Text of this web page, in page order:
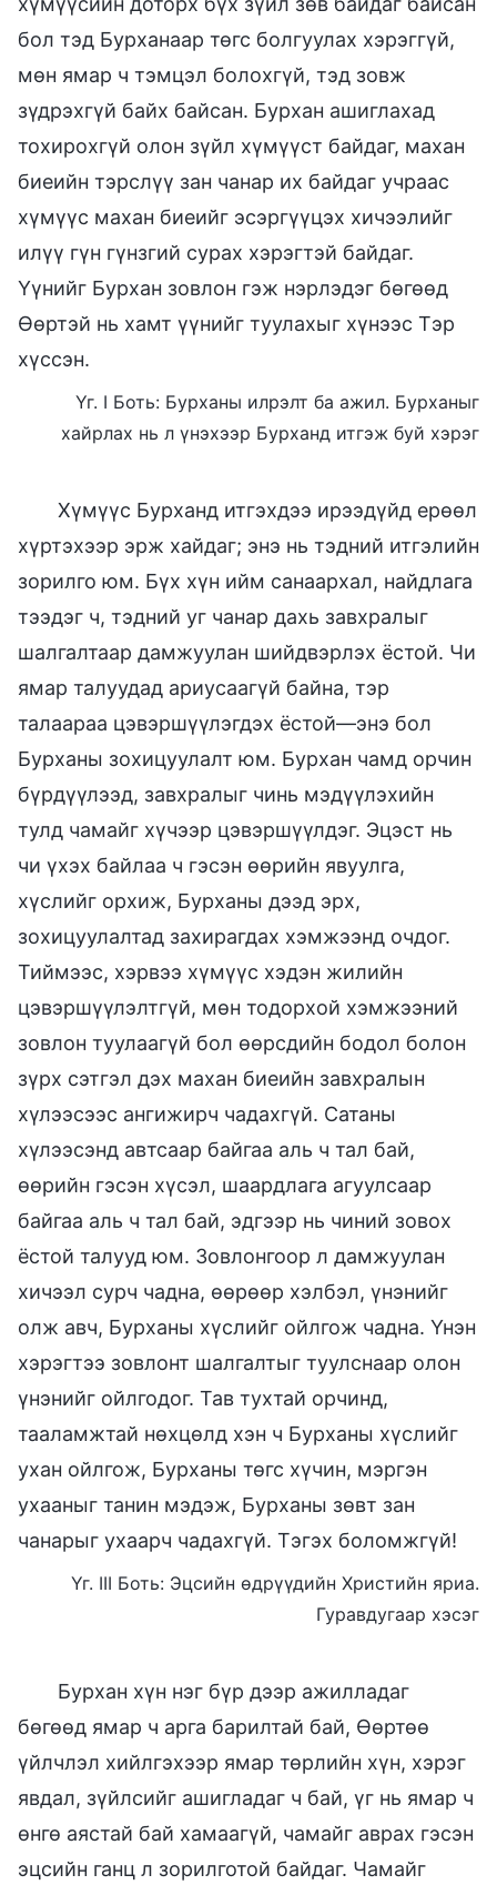
бол тэд Бурханаар төгс болгуулах хэрэггүй,
мөн ямар ч тэмцэл болохгүй, тэд зовж
зүдрэхгүй байх байсан. Бурхан ашиглахад
тохирохгүй олон зүйл хүмүүст байдаг, махан
биеийн тэрслүү зан чанар их байдаг учраас
хүмүүс махан биеийг эсэргүүцэх хичээлийг
илүү гүн гүнзгий сурах хэрэгтэй байдаг.
Үүнийг Бурхан зовлон гэж нэрлэдэг бөгөөд
Өөртэй нь хамт үүнийг туулахыг хүнээс Тэр
хүссэн.
Үг. I Боть: Бурханы илрэлт ба ажил. Бурханыг
хайрлах нь л үнэхээр Бурханд итгэж буй хэрэг
Хүмүүс Бурханд итгэхдээ ирээдүйд ерөөл
хүртэхээр эрж хайдаг; энэ нь тэдний итгэлийн
зорилго юм. Бүх хүн ийм санаархал, найдлага
тээдэг ч, тэдний уг чанар дахь завхралыг
шалгалтаар дамжуулан шийдвэрлэх ёстой. Чи
ямар талуудад ариусаагүй байна, тэр
талаараа цэвэршүүлэгдэх ёстой—энэ бол
Бурханы зохицуулалт юм. Бурхан чамд орчин
бүрдүүлээд, завхралыг чинь мэдүүлэхийн
тулд чамайг хүчээр цэвэршүүлдэг. Эцэст нь
чи үхэх байлаа ч гэсэн өөрийн явуулга,
хүслийг орхиж, Бурханы дээд эрх,
зохицуулалтад захирагдах хэмжээнд очдог.
Тиймээс, хэрвээ хүмүүс хэдэн жилийн
цэвэршүүлэлтгүй, мөн тодорхой хэмжээний
зовлон туулаагүй бол өөрсдийн бодол болон
зүрх сэтгэл дэх махан биеийн завхралын
хүлээсээс ангижирч чадахгүй. Сатаны
хүлээсэнд автсаар байгаа аль ч тал бай,
өөрийн гэсэн хүсэл, шаардлага агуулсаар
байгаа аль ч тал бай, эдгээр нь чиний зовох
ёстой талууд юм. Зовлонгоор л дамжуулан
хичээл сурч чадна, өөрөөр хэлбэл, үнэнийг
олж авч, Бурханы хүслийг ойлгож чадна. Үнэн
хэрэгтээ зовлонт шалгалтыг туулснаар олон
үнэнийг ойлгодог. Тав тухтай орчинд,
тааламжтай нөхцөлд хэн ч Бурханы хүслийг
ухан ойлгож, Бурханы төгс хүчин, мэргэн
ухааныг танин мэдэж, Бурханы зөвт зан
чанарыг ухаарч чадахгүй. Тэгэх боломжгүй!
Үг. III Боть: Эцсийн өдрүүдийн Христийн яриа.
Гуравдугаар хэсэг
Бурхан хүн нэг бүр дээр ажилладаг
бөгөөд ямар ч арга барилтай бай, Өөртөө
үйлчлэл хийлгэхээр ямар төрлийн хүн, хэрэг
явдал, зүйлсийг ашигладаг ч бай, үг нь ямар ч
өнгө аястай бай хамаагүй, чамайг аврах гэсэн
эцсийн ганц л зорилготой байдаг. Чамайг